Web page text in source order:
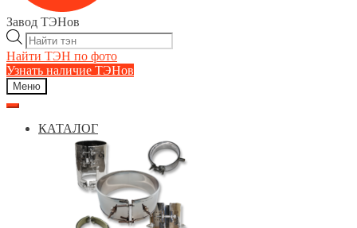
Завод ТЭНов
Поиск
товаров
Найти ТЭН по фото
Узнать наличие ТЭНов
Меню
КАТАЛОГ